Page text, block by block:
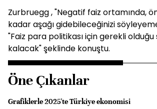
Zurbruegg , "Negatif faiz ortamında,
kadar aşağı gidebileceğinizi
"Faiz para politikası için gerekli
kalacak" şeklinde konuştu.
Öne Çıkanlar
Grafiklerle 2025'te Türkiye ekonomisi